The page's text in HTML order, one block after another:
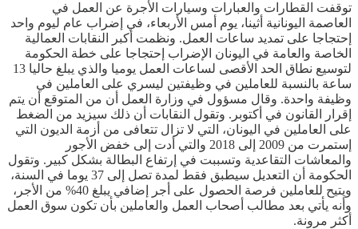
توقفت القطارات والعبارات وسيارات الأجرة عن العمل في
العاصمة اليونانية أثينا، يوم أمس الأربعاء، في إضراب عام ليوم واحد
إحتجاجا على تمديد ساعات العمل. ونظمت أكبر النقابات العمالية
الخاصة والعامة في اليونان الإضراب إحتجاجا على خطة الحكومة
لتوسيع نطاق الحد الأقصى لساعات العمل يوميا والذي يبلغ حاليا 13
ساعة بالنسبة للعاملين في وظيفتين ليسري على العاملين في
وظيفة واحدة. وقال مسؤول في وزارة العمل أن من المتوقع أن يتم
إقرار القانون في أكتوبر. وتقول النقابات أن ذلك سيزيد من الضغط
على العاملين في اليونان، التي لا تزال تتعافى من أزمة الديون التي
إستمرت من 2009 إلى 2018 والتي أدت إلى خفض الأجور
والمعاشات التقاعدية وتسببت في إرتفاع البطالة بشكل كبير. وتقول
الحكومة أن التعديل سيطبق فقط لمدة تصل إلى 37 يوما في السنة،
ويتيح للعاملين فرصة الحصول على أجر إضافي يبلغ 40% من الأجر،
وأنه يأتي بعد مطالب أصحاب العمل والعاملين بأن تكون سوق العمل
أكثر مرونة.